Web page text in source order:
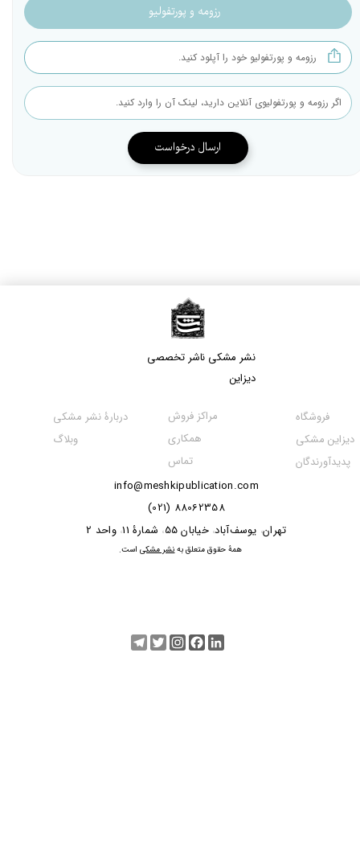
رزومه و پورتفولیو خود را آپلود کنید.
ارسال درخواست
نشر مشکی​​​​​​​ ناشر تخصصی
دیزاین
info@meshkipublication.com
88062358 (021)
​​​​​​تهران، یوسف‌آباد، خیابان 55 ، شمارۀ 11 ،واحد 2
مراکز فروش
همکاری
تماس
فروشگاه
دیزاین مشکی
پدیدآورندگان
دربارۀ نشر مشکی
وبلاگ
​همۀ حقوق متعلق بهنشر مشکیاست.
Telegram
TwitterInstagramFacebook